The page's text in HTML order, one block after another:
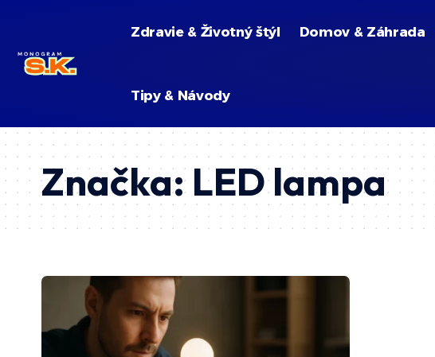
Zdravie & Životný štýl Domov & Záhrada
Tipy & Návody
Značka:LED lampa